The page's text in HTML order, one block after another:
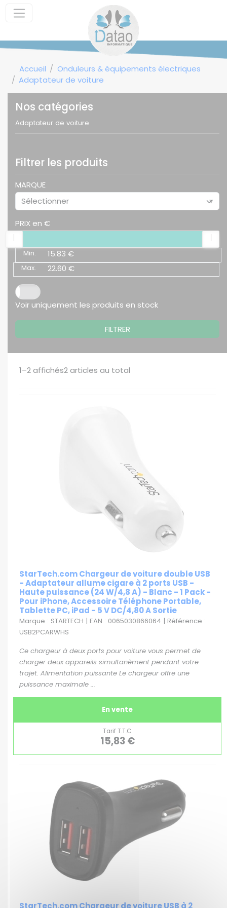
Accueil
Onduleurs & équipements électriques
Adaptateur de voiture
Nos catégories
Adaptateur de voiture
Filtrer les produits
MARQUE
Sélectionner
▾
PRIX en €
Min. 15.83 €
Max. 22.60 €
Voir uniquement les produits en stock
FILTRER
1–2 affichés2 articles au total
StarTech.com Chargeur de voiture double USB
- Adaptateur allume cigare à 2 ports USB -
Haute puissance (24 W/4,8 A) - Blanc - 1 Pack -
Pour iPhone, Accessoire Téléphone Portable,
Tablette PC, iPad - 5 V DC/4,80 A Sortie
Marque : STARTECH | EAN : 0065030866064 | Référence :
USB2PCARWHS
Ce chargeur à deux ports pour voiture vous permet de
charger deux appareils simultanèment pendant votre
trajet. Alimentation puissante Le chargeur offre une
puissance maximale ...
En vente
Tarif T.T.C.
15,83 €
StarTech.com Chargeur de voiture USB à 2
Panneau de gestion des cookies